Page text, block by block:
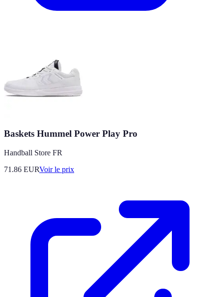
Baskets Hummel Power Play Pro
Handball Store FR
71.86 EURVoir le prix